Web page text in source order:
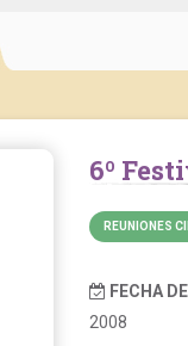
6º
REUNIONES
FECHA
2008